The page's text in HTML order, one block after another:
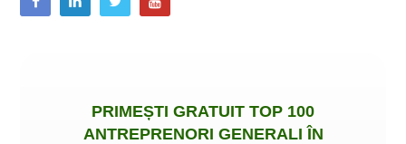
PRIMEȘTI GRATUIT TOP 100
ANTREPRENORI GENERALI ÎN